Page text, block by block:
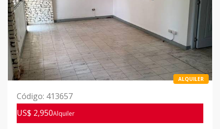
ALQUILER
Código: 413657
US$ 2,950Alquiler